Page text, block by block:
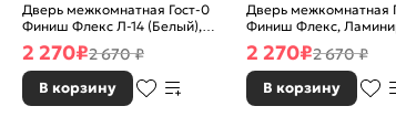
Дверь межкомнатная Гост-0
Финиш Флекс Л-14 (Белый),
глухая, каркасно-щитовая
2 270₽2 670 ₽
В корзину
Дверь межкомнатная
Финиш Флекс,
Л-11 (ИталОрех), глухая,
каркасно-щитовая
2 270₽2 670 ₽
В корзину